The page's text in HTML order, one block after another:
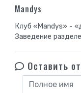
Mandys
Клуб «Mandys» -
Заведение
Оставить